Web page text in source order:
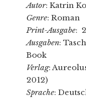
Autor: Katrin
Genre: Roman
Print-Ausgabe:
Ausgaben:
Book
Verlag:
2012)
Sprache: